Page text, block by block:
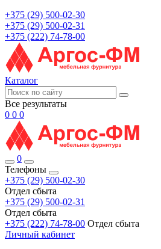
+375 (29) 500-02-30
+375 (29) 500-02-31
+375 (222) 74-78-00
Каталог
Все результаты
0 0 0
0
Телефоны
+375 (29) 500-02-30
Отдел сбыта
+375 (29) 500-02-31
Отдел сбыта
+375 (222) 74-78-00 Отдел сбыта
Личный кабинет